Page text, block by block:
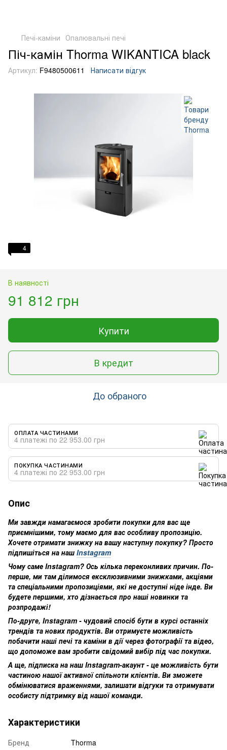
Печі-каміни Опалювальні печі
Піч-камін Thorma WIKANTICA black
Артикул: F9480500611 Написати відгук
4
В наявності
91 812 грн
Купити
В кредит
До обраного
ОПЛАТА ЧАСТИНАМИ
4 платежі по 22 953.00 грн
ПОКУПКА ЧАСТИНАМИ
4 платежі по 22 953.00 грн
Опис
Ми завжди намагаємося зробити покупки для вас ще
приємнішими, тому маємо для вас особливу пропозицію.
Хочете отримати знижку на вашу наступну покупку? Просто
підпишіться на наш Instagram
Чому саме Instagram? Ось кілька переконливих причин. По-
перше, ми там ділимося ексклюзивними знижками, акціями
та спеціальними пропозиціями, які не доступні ніде інде. Ви
будете першими, хто дізнається про наші новинки та
розпродажі!
По-друге, Instagram - чудовий спосіб бути в курсі останніх
трендів та нових продуктів. Ви отримуєте можливість
побачити наші печі та каміни в дії через фотографії та відео,
що допоможе вам зробити свідомий вибір під час покупки.
А ще, підписка на наш Instagram-акаунт - це можливість бути
частиною нашої активної спільноти клієнтів. Ви зможете
обмінюватися враженнями, залишати відгуки та отримувати
особисту підтримку від нашої команди.
Характеристики
Бренд
Thorma